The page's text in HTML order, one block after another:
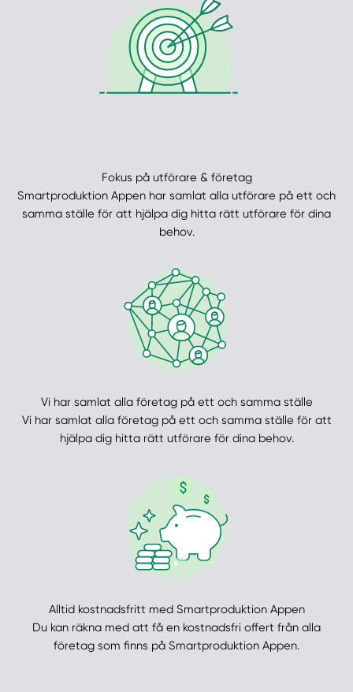
Fokus på utförare & företag
Smartproduktion Appen har samlat alla utförare på ett och
samma ställe för att hjälpa dig hitta rätt utförare för dina
behov.
Vi har samlat alla företag på ett och samma ställe
Vi har samlat alla företag på ett och samma ställe för att
hjälpa dig hitta rätt utförare för dina behov.
Alltid kostnadsfritt med Smartproduktion Appen
Du kan räkna med att få en kostnadsfri offert från alla
företag som finns på Smartproduktion Appen.